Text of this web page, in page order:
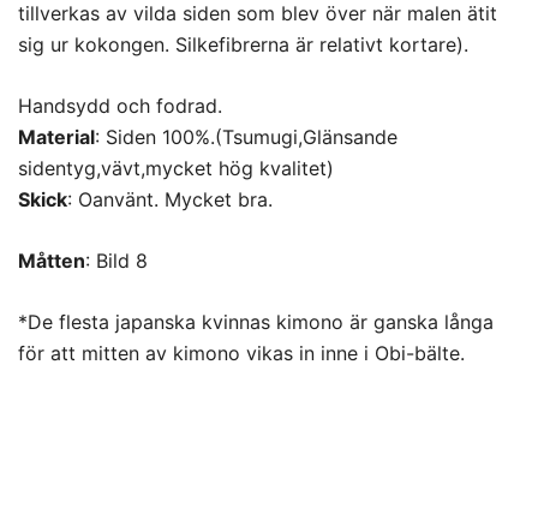
tillverkas av vilda siden som blev över när malen ätit
sig ur kokongen. Silkefibrerna är relativt kortare).
Handsydd och fodrad.
Material: Siden 100%.(Tsumugi,Glänsande
sidentyg,vävt,mycket hög kvalitet)
Skick: Oanvänt. Mycket bra.
Måtten: Bild 8
*De flesta japanska kvinnas kimono är ganska långa
för att mitten av kimono vikas in inne i Obi-bälte.